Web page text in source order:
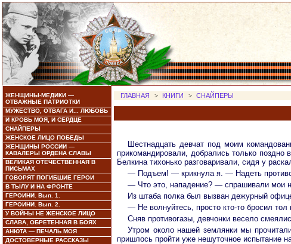
ЖЕНЩИНЫ-МЕДИКИ —
ОТВАЖНЫЕ ПАТРИОТКИ
МУЖЕСТВО, ОТВАГА И... ЛЮБОВЬ
И КРОВЬ МОЯ, И СЕРДЦЕ
СНАЙПЕРЫ
ЖЕНСКОЕ ЛИЦО ПОБЕДЫ
ЖЕНЩИНЫ РОССИИ —
КАВАЛЕРЫ ОРДЕНА СЛАВЫ
ВЕЛИКАЯ ОТЕЧЕСТВЕННАЯ В
ПИСЬМАХ
ГОВОРЯТ ПОГИБШИЕ ГЕРОИ
В ТЫЛУ И НА ФРОНТЕ
ГЕРОИНИ. Вып. 1.
ГЕРОИНИ. Вып. 2.
У ВОЙНЫ НЕ ЖЕНСКОЕ ЛИЦО
СЛАВА, ОБРЕТЕННАЯ В БОЯХ
АНЮТА — ПЕЧАЛЬ МОЯ
ДОСТОВЕРНЫЕ РАССКАЗЫ
ГЛАВНАЯ > КНИГИ > СНАЙПЕРЫ
Шестнадцать девчат под моим
прикомандировали, добрались только
Белкина тихонько разговаривали, сидя у
— Подъем! — крикнула я. — Надеть
— Что это, нападение? — спрашивали мои
Из штаба полка был вызван дежурный
— Не волнуйтесь, просто кто-то бросил
Сняв противогазы, девчонки весело
Утром около нашей землянки мы
пришлось пройти уже нешуточное испытание